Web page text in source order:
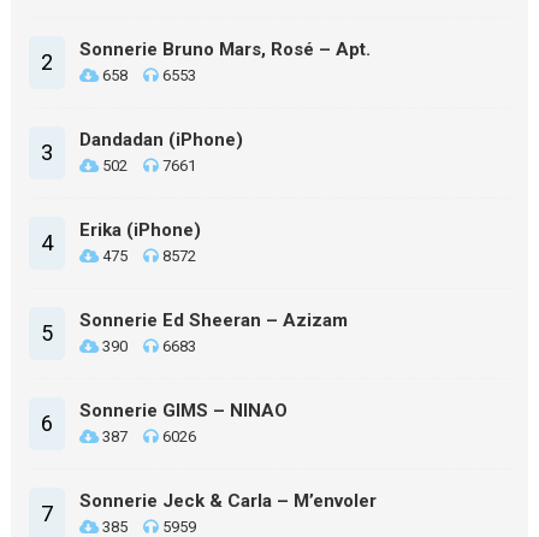
2 Sonnerie Bruno Mars, Rosé – Apt.
658 6553
3 Dandadan (iPhone)
502 7661
4 Erika (iPhone)
475 8572
5 Sonnerie Ed Sheeran – Azizam
390 6683
6 Sonnerie GIMS – NINAO
387 6026
7 Sonnerie Jeck & Carla – M’envoler
385 5959